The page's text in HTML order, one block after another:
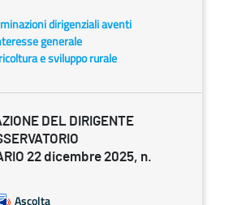
dirigenziali aventi
generale
e sviluppo rurale
DEL DIRIGENTE
22 dicembre 2025, n.
Ascolta